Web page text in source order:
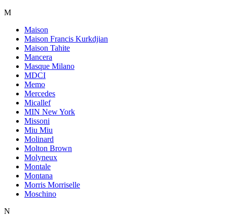
M
Maison
Maison Francis Kurkdjian
Maison Tahite
Mancera
Masque Milano
MDCI
Memo
Mercedes
Micallef
MIN New York
Missoni
Miu Miu
Molinard
Molton Brown
Molyneux
Montale
Montana
Morris Morriselle
Moschino
N